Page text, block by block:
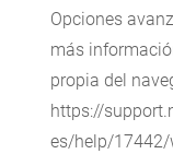
Opciones
más
propia del
https://
es/help/17442/